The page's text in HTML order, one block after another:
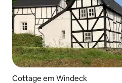
Cottage em Windeck